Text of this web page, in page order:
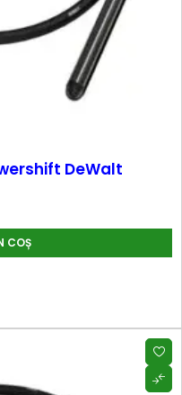
DeWalt
COȘ